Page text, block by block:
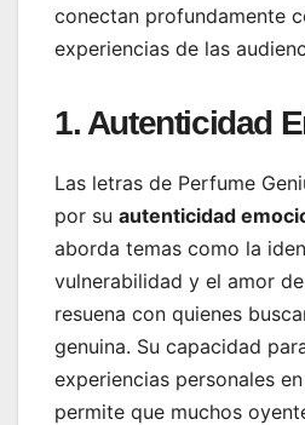
conectan profundamente
experiencias de las
1. Autenticidad
Las letras de Perfume
por su autenticidad
aborda temas como la
vulnerabilidad y el amor
resuena con quienes
genuina. Su capacidad
experiencias personales
permite que muchos